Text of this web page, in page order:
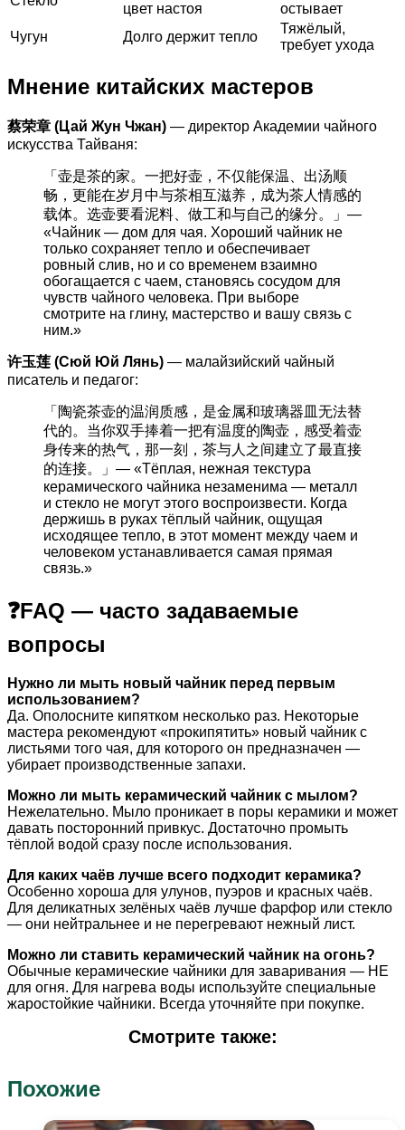
цвет настоя
остывает
Чугун
Долго держит тепло
Тяжёлый,
требует ухода
Мнение китайских мастеров
蔡荣章 (Цай Жун Чжан) — директор Академии чайного
искусства Тайваня:
「壶是茶的家。一把好壶，不仅能保温、出汤顺
畅，更能在岁月中与茶相互滋养，成为茶人情感的
载体。选壶要看泥料、做工和与自己的缘分。」—
«Чайник — дом для чая. Хороший чайник не
только сохраняет тепло и обеспечивает
ровный слив, но и со временем взаимно
обогащается с чаем, становясь сосудом для
чувств чайного человека. При выборе
смотрите на глину, мастерство и вашу связь с
ним.»
许玉莲 (Сюй Юй Лянь) — малайзийский чайный
писатель и педагог:
「陶瓷茶壶的温润质感，是金属和玻璃器皿无法替
代的。当你双手捧着一把有温度的陶壶，感受着壶
身传来的热气，那一刻，茶与人之间建立了最直接
的连接。」— «Тёплая, нежная текстура
керамического чайника незаменима — металл
и стекло не могут этого воспроизвести. Когда
держишь в руках тёплый чайник, ощущая
исходящее тепло, в этот момент между чаем и
человеком устанавливается самая прямая
связь.»
❓FAQ — часто задаваемые
вопросы
Нужно ли мыть новый чайник перед первым
использованием?
Да. Ополосните кипятком несколько раз. Некоторые
мастера рекомендуют «прокипятить» новый чайник с
листьями того чая, для которого он предназначен —
убирает производственные запахи.
Можно ли мыть керамический чайник с мылом?
Нежелательно. Мыло проникает в поры керамики и может
давать посторонний привкус. Достаточно промыть
тёплой водой сразу после использования.
Для каких чаёв лучше всего подходит керамика?
Особенно хороша для улунов, пуэров и красных чаёв.
Для деликатных зелёных чаёв лучше фарфор или стекло
— они нейтральнее и не перегревают нежный лист.
Можно ли ставить керамический чайник на огонь?
Обычные керамические чайники для заваривания — НЕ
для огня. Для нагрева воды используйте специальные
жаростойкие чайники. Всегда уточняйте при покупке.
Смотрите также:
Похожие